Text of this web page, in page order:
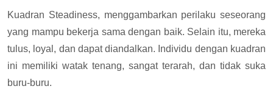
Kuadran Steadiness, menggambarkan perilaku seseorang
yang mampu bekerja sama dengan baik. Selain itu, mereka
tulus, loyal, dan dapat diandalkan. Individu dengan kuadran
ini memiliki watak tenang, sangat terarah, dan tidak suka
buru-buru.